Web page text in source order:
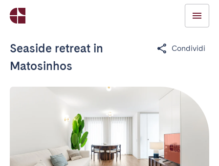
Seaside retreat in
Matosinhos
Condividi